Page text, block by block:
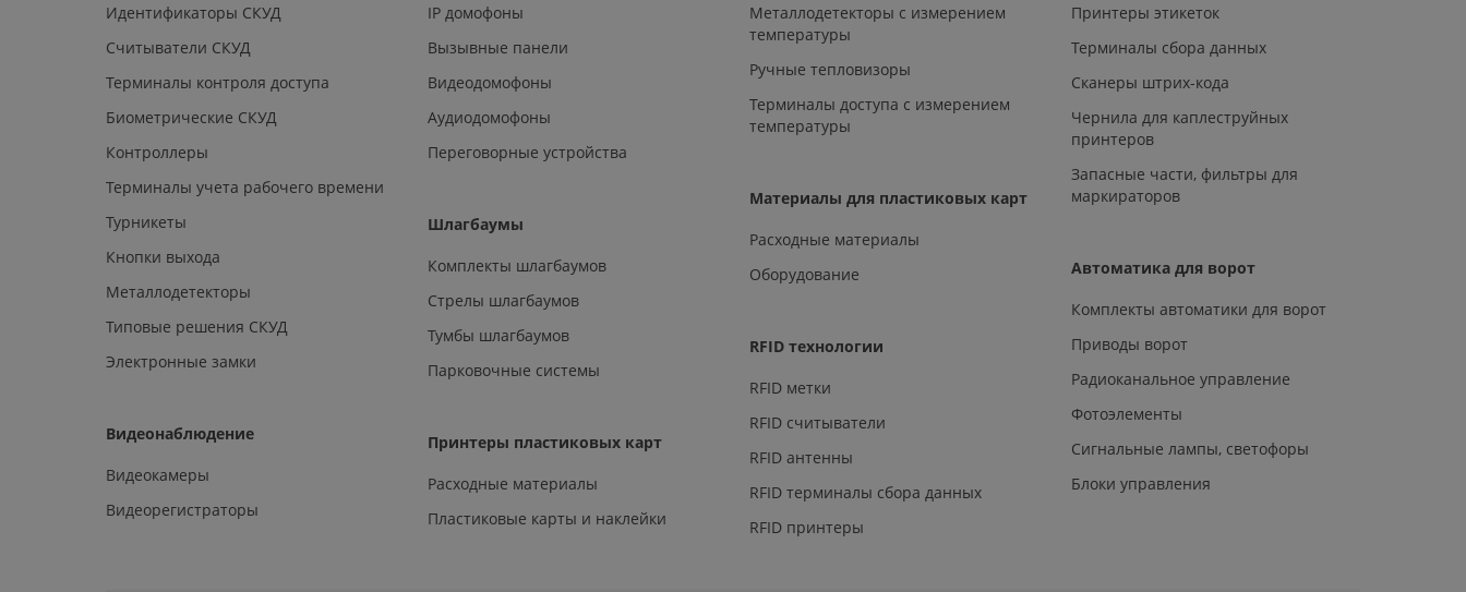
Идентификаторы СКУД
Считыватели СКУД
Терминалы контроля доступа
Биометрические СКУД
Контроллеры
Терминалы учета рабочего времени
Турникеты
Кнопки выхода
Металлодетекторы
Типовые решения СКУД
Электронные замки
Видеонаблюдение
Видеокамеры
Видеорегистраторы
IP домофоны
Вызывные панели
Видеодомофоны
Аудиодомофоны
Переговорные устройства
Шлагбаумы
Комплекты шлагбаумов
Стрелы шлагбаумов
Тумбы шлагбаумов
Парковочные системы
Принтеры пластиковых карт
Расходные материалы
Пластиковые карты и наклейки
Металлодетекторы с измерением
температуры
Ручные тепловизоры
Терминалы доступа с измерением
температуры
Материалы для пластиковых карт
Расходные материалы
Оборудование
RFID технологии
RFID метки
RFID считыватели
RFID антенны
RFID терминалы сбора данных
RFID принтеры
Принтеры этикеток
Терминалы сбора данных
Сканеры штрих-кода
Чернила для каплеструйных
принтеров
Запасные части, фильтры для
маркираторов
Автоматика для ворот
Комплекты автоматики для ворот
Приводы ворот
Радиоканальное управление
Фотоэлементы
Сигнальные лампы, светофоры
Блоки управления